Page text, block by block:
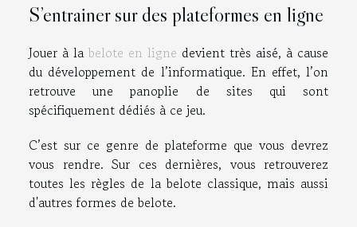
S’entrainer sur des plateformes en ligne
Jouer à la belote en ligne devient très aisé, à cause
du développement de l’informatique. En effet, l’on
retrouve une panoplie de sites qui sont
spécifiquement dédiés à ce jeu.
C’est sur ce genre de plateforme que vous devrez
vous rendre. Sur ces dernières, vous retrouverez
toutes les règles de la belote classique, mais aussi
d'autres formes de belote.